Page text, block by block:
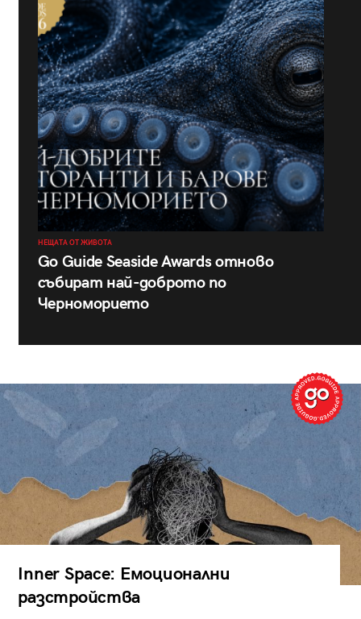
НЕЩАТА ОТ ЖИВОТА
Go Guide Seaside Awards отново
събират най-доброто по
Черноморието
Inner Space: Емоционални
разстройства